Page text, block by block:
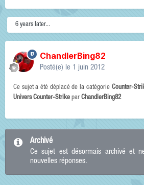
6 years later...
ChandlerBing82
Posté(e) le 1 juin 2012
Ce sujet a été déplacé de la catégorie Counter-
Univers Counter-Strike par ChandlerBing82
Archivé
Ce sujet est désormais archivé et
nouvelles réponses.